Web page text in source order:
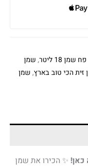
פח שמן 18 ליטר ,שמן
זית הכי טוב בארץ,שמן
כאן! ✨ הכירו את שמן